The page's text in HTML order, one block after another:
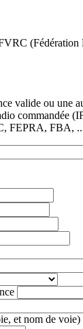
(Fédération
valide ou une
commandée
FEPRA, FBA,
et nom de voie)